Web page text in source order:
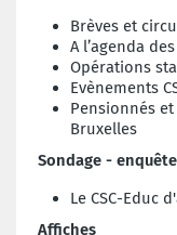
Brèves et
A l’agenda
Opérations
Evènements
Pensionnés
Bruxelles
Sondage - enquête
Le CSC-Educ
Affiches